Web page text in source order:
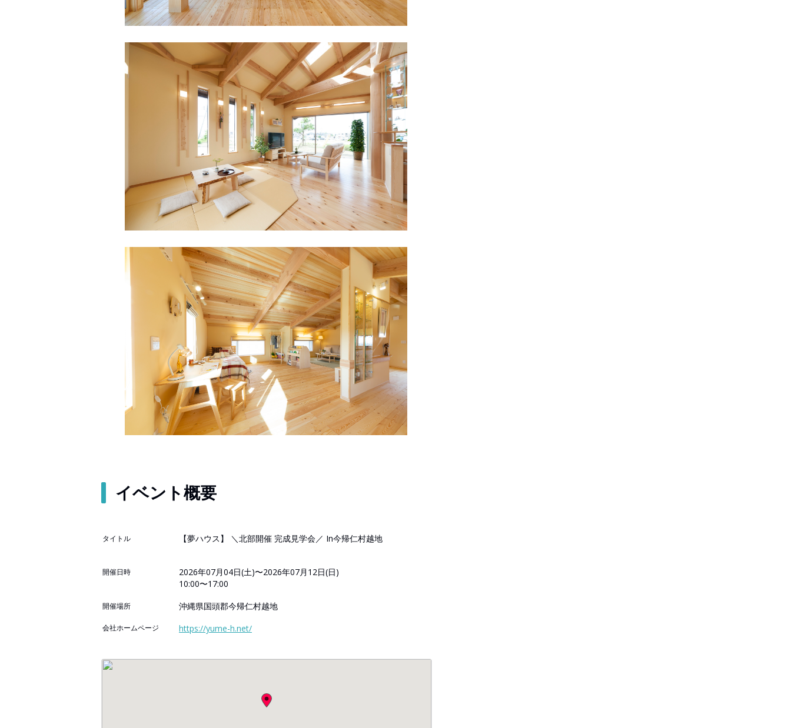
イベント概要
タイトル 【夢ハウス】 ＼北部開催 完成見学会／ In今帰仁村越地
開催日時
2026年07月04日(土)〜2026年07月12日(日)
10:00〜17:00
開催場所 沖縄県国頭郡今帰仁村越地
会社ホームページ https://yume-h.net/